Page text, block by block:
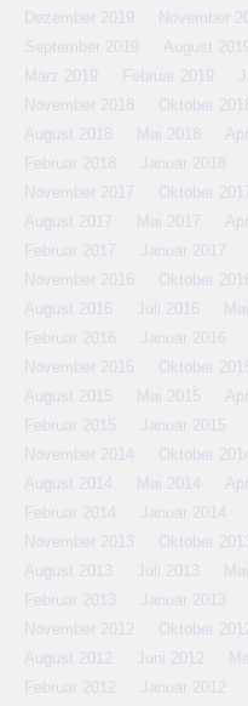
Dezember 2019
November
September 2019
August 2019
März 2019
Februar 2019
November 2018
Oktober
August 2018
Mai 2018
Februar 2018
Januar 2018
November 2017
Oktober
August 2017
Mai 2017
Februar 2017
Januar 2017
November 2016
Oktober 2016
August 2016
Juli 2016
Februar 2016
Januar 2016
November 2015
Oktober
August 2015
Mai 2015
Februar 2015
Januar 2015
November 2014
Oktober 2014
August 2014
Mai 2014
Februar 2014
Januar 2014
November 2013
Oktober 2013
August 2013
Juli 2013
Februar 2013
Januar 2013
November 2012
Oktober
August 2012
Juni 2012
Februar 2012
Januar 2012